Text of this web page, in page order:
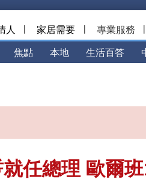
人 | 家居需要 | 專業服務 |
焦點 本地 生活百答
任總理 歐爾